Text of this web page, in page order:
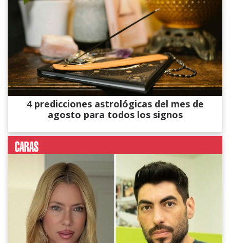
4 predicciones astrológicas del mes de
agosto para todos los signos